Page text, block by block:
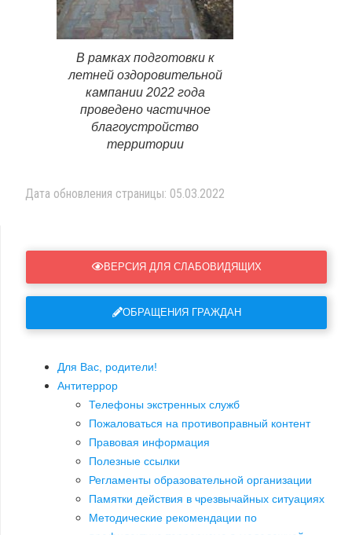
В рамках подготовки к
летней оздоровительной
кампании 2022 года
проведено частичное
благоустройство
территории
Дата обновления страницы: 05.03.2022
ВЕРСИЯ ДЛЯ СЛАБОВИДЯЩИХ
ОБРАЩЕНИЯ ГРАЖДАН
Для Вас, родители!
Антитеррор
Телефоны экстренных служб
Пожаловаться на противоправный контент
Правовая информация
Полезные ссылки
Регламенты образовательной организации
Памятки действия в чрезвычайных ситуациях
Методические рекомендации по